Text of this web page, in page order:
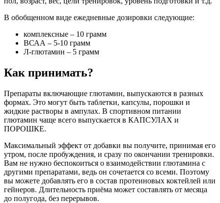
В обобщенном виде ежедневные дозировки следующие:
комплексные – 10 грамм
ВСАА – 5-10 грамм
Л-глютамин – 5 грамм
Как принимать?
Препараты включающие глютамин, выпускаются в разных
формах. Это могут быть таблетки, капсулы, порошки и
жидкие растворы в ампулах. В спортивном питании
глютамин чаще всего выпускается в КАПСУЛАХ и
ПОРОШКЕ.
Максимальный эффект от добавки вы получите, принимая его
утром, после пробуждения, и сразу по окончании тренировки.
Вам не нужно беспокоиться о взаимодействии глютамина с
другими препаратами, ведь он сочетается со всеми. Поэтому
вы можете добавлять его в состав протеиновых коктейлей или
гейнеров. Длительность приёма может составлять от месяца
до полугода, без перерывов.